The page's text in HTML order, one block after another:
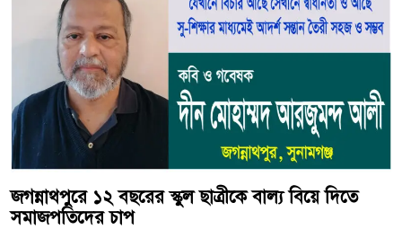
জগন্নাথপুরে ১২ বছরের স্কুল ছাত্রীকে বাল্য বিয়ে দিতে
সমাজপতিদের চাপ